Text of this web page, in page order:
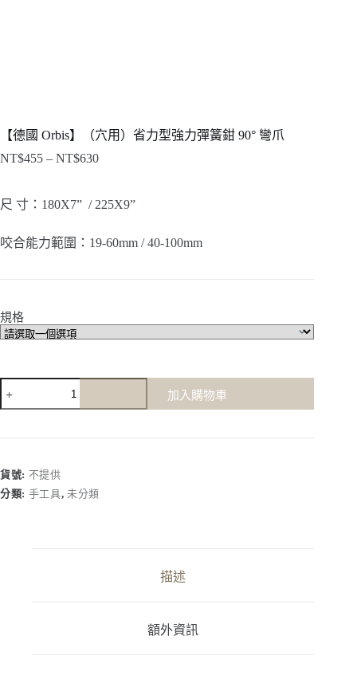
【德國 Orbis】（穴用）省力型強力彈簧鉗 90° 彎爪
NT$455 – NT$630價
範
尺 寸：180X7” / 225X9”
咬合能力範圍：19‐60mm / 40‐100mm
規格
省
力
加入購物車
貨號: 不提供
分類: 手工具, 未分類
描述
額外資訊